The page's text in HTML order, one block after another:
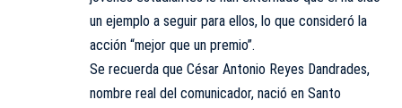
un ejemplo a seguir para ellos, lo que consideró la
acción “mejor que un premio”.
Se recuerda que César Antonio Reyes Dandrades,
nombre real del comunicador, nació en Santo